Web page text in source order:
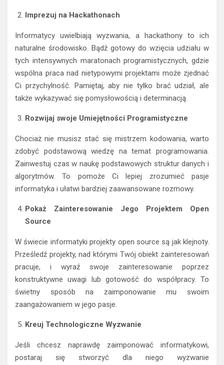
Imprezuj na Hackathonach
Informatycy uwielbiają wyzwania, a hackathony to ich
naturalne środowisko. Bądź gotowy do wzięcia udziału w
tych intensywnych maratonach programistycznych, gdzie
wspólna praca nad nietypowymi projektami może zjednać
Ci przychylność. Pamiętaj, aby nie tylko brać udział, ale
także wykazywać się pomysłowością i determinacją.
Rozwijaj swoje Umiejętności Programistyczne
Chociaż nie musisz stać się mistrzem kodowania, warto
zdobyć podstawową wiedzę na temat programowania.
Zainwestuj czas w naukę podstawowych struktur danych i
algorytmów. To pomoże Ci lepiej zrozumieć pasje
informatyka i ułatwi bardziej zaawansowane rozmowy.
Pokaż Zainteresowanie Jego Projektem Open
Source
W świecie informatyki projekty open source są jak klejnoty.
Prześledź projekty, nad którymi Twój obiekt zainteresowań
pracuje, i wyraź swoje zainteresowanie poprzez
konstruktywne uwagi lub gotowość do współpracy. To
świetny sposób na zaimponowanie mu swoim
zaangażowaniem w jego pasje.
Kreuj Technologiczne Wyzwanie
Jeśli chcesz naprawdę zaimponować informatykowi,
postaraj się stworzyć dla niego wyzwanie